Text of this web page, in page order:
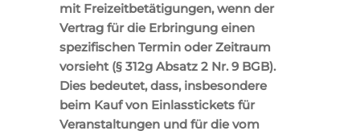
mit Freizeitbetätigungen, wenn der
Vertrag für die Erbringung einen
spezifischen Termin oder Zeitraum
vorsieht (§ 312g Absatz 2 Nr. 9 BGB).
Dies bedeutet, dass, insbesondere
beim Kauf von Einlasstickets für
Veranstaltungen und für die vom